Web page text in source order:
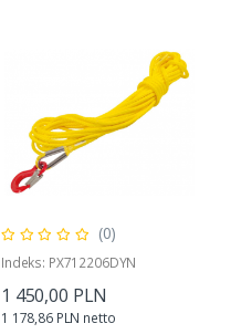
(0)
Indeks: PX712206DYN
1 450,00 PLN
1 178,86 PLN netto